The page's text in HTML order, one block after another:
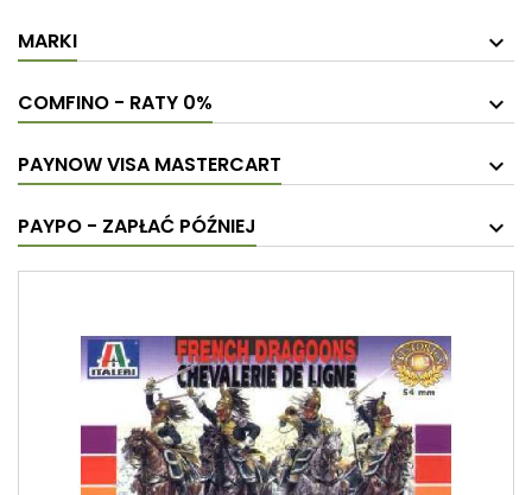
MARKI
COMFINO - RATY 0%
PAYNOW VISA MASTERCART
PAYPO - ZAPŁAĆ PÓŹNIEJ